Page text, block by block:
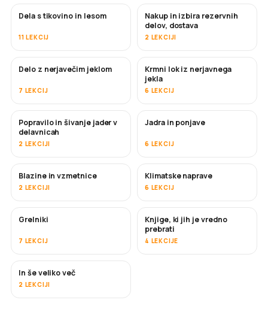
Dela s tikovino in lesom
11 LEKCIJ
KMALU
Nakup in izbira rezervnih
delov, dostava
2 LEKCIJI
KMALU
Delo z nerjavečim jeklom
7 LEKCIJ
Krmni lok iz nerjavnega
jekla
6 LEKCIJ
KMALU
Popravilo in šivanje jader v
delavnicah
2 LEKCIJI
Jadra in ponjave
6 LEKCIJ
Blazine in vzmetnice
2 LEKCIJI
KMALU
Klimatske naprave
6 LEKCIJ
KMALU
Grelniki
7 LEKCIJ
KMALU
Knjige, ki jih je vredno
prebrati
4 LEKCIJE
KMALU
In še veliko več
2 LEKCIJI